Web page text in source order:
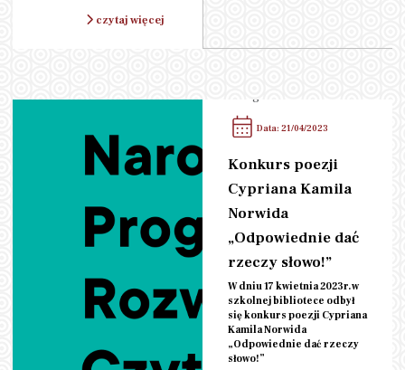
czytaj więcej
Kategoria:
Data: 21/04/2023
Konkurs poezji
Cypriana Kamila
Norwida
„Odpowiednie dać
rzeczy słowo!”
W dniu 17 kwietnia 2023r. w
szkolnej bibliotece odbył
się konkurs poezji Cypriana
Kamila Norwida
„Odpowiednie dać rzeczy
słowo!”